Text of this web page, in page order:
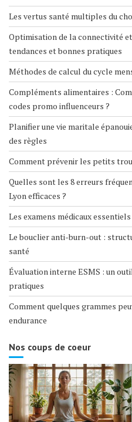
Les vertus santé multiples du
Optimisation de la connectivité
tendances et bonnes pratiques
Méthodes de calcul du cycle
Compléments alimentaires :
codes promo influenceurs ?
Planifier une vie maritale
des règles
Comment prévenir les petits
Quelles sont les 8 erreurs
Lyon efficaces ?
Les examens médicaux
Le bouclier anti-burn-out :
santé
Évaluation interne ESMS : un
pratiques
Comment quelques grammes
endurance
Nos coups de coeur